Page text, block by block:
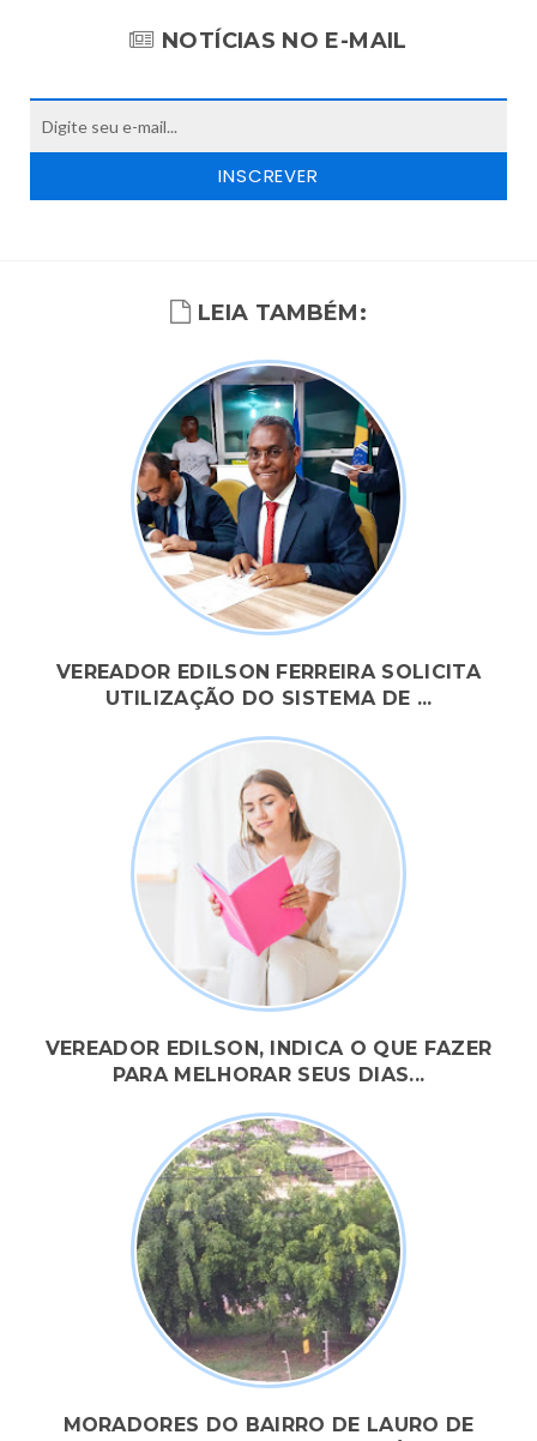
NOTÍCIAS NO E-MAIL
LEIA TAMBÉM:
VEREADOR EDILSON FERREIRA SOLICITA
UTILIZAÇÃO DO SISTEMA DE ...
VEREADOR EDILSON, INDICA O QUE FAZER
PARA MELHORAR SEUS DIAS...
MORADORES DO BAIRRO DE LAURO DE